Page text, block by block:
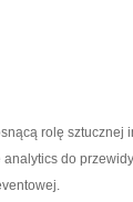
rolę
do